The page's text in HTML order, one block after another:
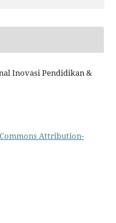
Inovasi Pendidikan &
Attribution-